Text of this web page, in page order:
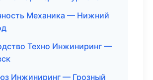
Механика — Нижний
Техно Инжиниринг —
Инжиниринг — Грозный